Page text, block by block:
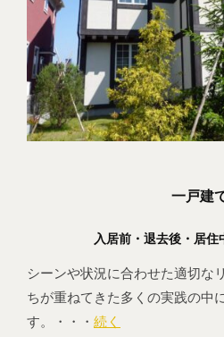
一戸建
入居前・退去後・居住
シーンや状況に合わせた適切な
ちが重ねてきた多くの実践の中
す。・・・ 続く